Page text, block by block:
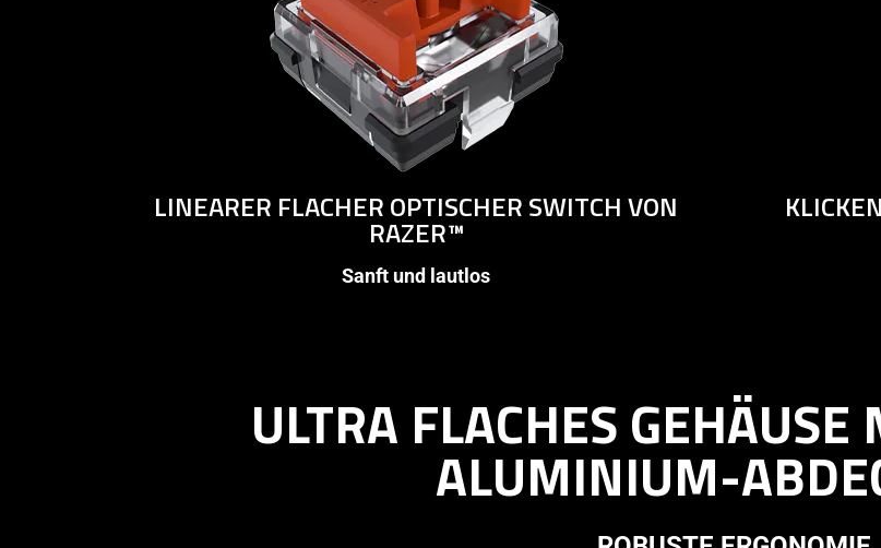
LINEARER FLACHER OPTISCHER SWITCH VON
RAZER™
Sanft und lautlos
ULTRA FLACHES
ALUMINIUM-